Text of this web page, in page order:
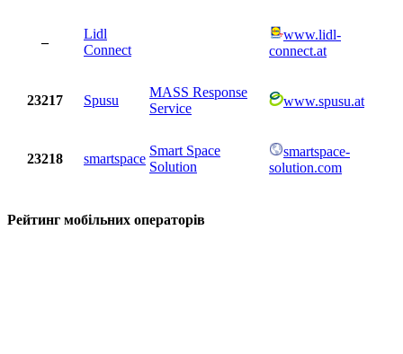
–
Lidl
Connect
www.lidl-
connect.at
23217 Spusu
MASS Response
Service
www.spusu.at
23218 smartspace
Smart Space
Solution
smartspace-
solution.com
Рейтинг мобільних операторів